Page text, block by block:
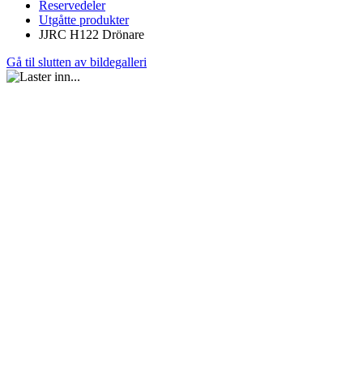
Reservedeler
Utgåtte produkter
JJRC H122 Drönare
Gå til slutten av bildegalleri